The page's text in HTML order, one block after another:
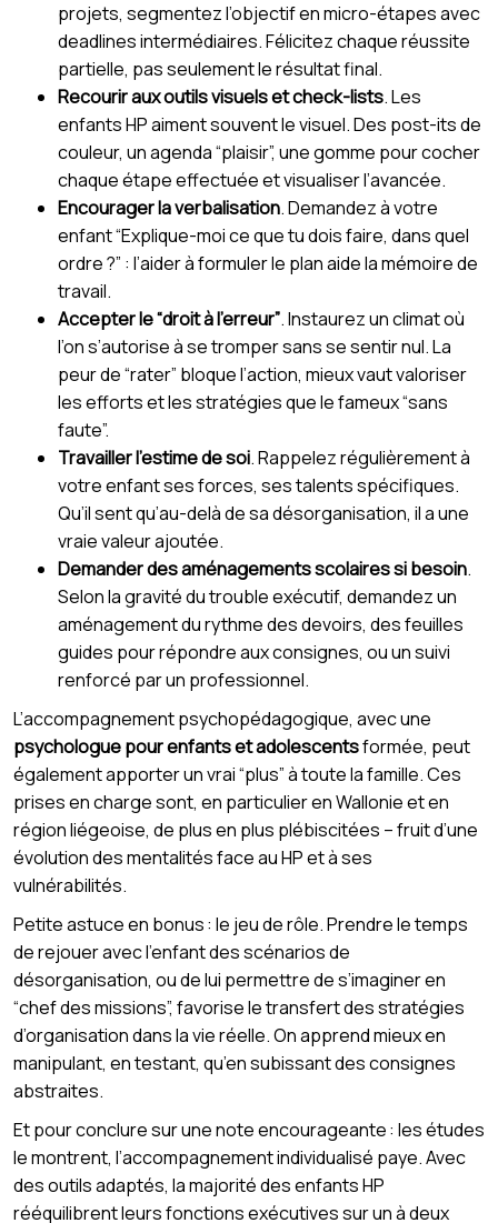
projets, segmentez l’objectif en micro-étapes avec
deadlines intermédiaires. Félicitez chaque réussite
partielle, pas seulement le résultat final.
Recourir aux outils visuels et check-lists. Les
enfants HP aiment souvent le visuel. Des post-its de
couleur, un agenda “plaisir”, une gomme pour cocher
chaque étape effectuée et visualiser l’avancée.
Encourager la verbalisation. Demandez à votre
enfant “Explique-moi ce que tu dois faire, dans quel
ordre ?” : l’aider à formuler le plan aide la mémoire de
travail.
Accepter le “droit à l’erreur”. Instaurez un climat où
l’on s’autorise à se tromper sans se sentir nul. La
peur de “rater” bloque l’action, mieux vaut valoriser
les efforts et les stratégies que le fameux “sans
faute”.
Travailler l’estime de soi. Rappelez régulièrement à
votre enfant ses forces, ses talents spécifiques.
Qu’il sent qu’au-delà de sa désorganisation, il a une
vraie valeur ajoutée.
Demander des aménagements scolaires si besoin.
Selon la gravité du trouble exécutif, demandez un
aménagement du rythme des devoirs, des feuilles
guides pour répondre aux consignes, ou un suivi
renforcé par un professionnel.
L’accompagnement psychopédagogique, avec une
psychologue pour enfants et adolescentsformée, peut
également apporter un vrai “plus” à toute la famille. Ces
prises en charge sont, en particulier en Wallonie et en
région liégeoise, de plus en plus plébiscitées – fruit d’une
évolution des mentalités face au HP et à ses
vulnérabilités.
Petite astuce en bonus : le jeu de rôle. Prendre le temps
de rejouer avec l’enfant des scénarios de
désorganisation, ou de lui permettre de s’imaginer en
“chef des missions”, favorise le transfert des stratégies
d’organisation dans la vie réelle. On apprend mieux en
manipulant, en testant, qu’en subissant des consignes
abstraites.
Et pour conclure sur une note encourageante : les études
le montrent, l’accompagnement individualisé paye. Avec
des outils adaptés, la majorité des enfants HP
rééquilibrent leurs fonctions exécutives sur un à deux